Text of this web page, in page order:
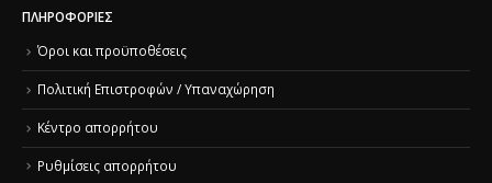
ΠΛΗΡΟΦΟΡΊΕΣ
Όροι και προϋποθέσεις
Πολιτική Επιστροφών / Υπαναχώρηση
Κέντρο απορρήτου
Ρυθμίσεις απορρήτου